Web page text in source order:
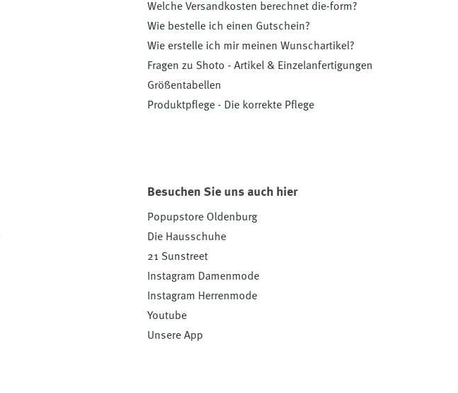
Welche Versandkosten berechnet die-form?
Wie bestelle ich einen Gutschein?
Wie erstelle ich mir meinen Wunschartikel?
Fragen zu Shoto - Artikel & Einzelanfertigungen
Größentabellen
Produktpflege - Die korrekte Pflege
Besuchen Sie uns auch hier
Popupstore Oldenburg
Die Hausschuhe
21 Sunstreet
Instagram Damenmode
Instagram Herrenmode
Youtube
Unsere App